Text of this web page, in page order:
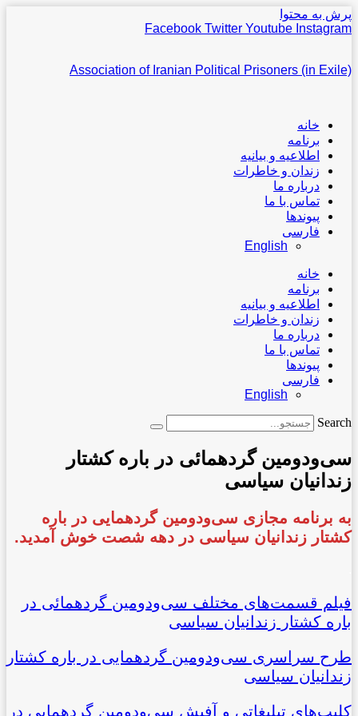
پرش به محتوا
Facebook Twitter Youtube Instagram
Association of Iranian Political Prisoners (in Exile)
خانه
برنامه
اطلاعیه و بیانیه
زندان و خاطرات
درباره ما
تماس با ما
پیوندها
فارسی
English
خانه
برنامه
اطلاعیه و بیانیه
زندان و خاطرات
درباره ما
تماس با ما
پیوندها
فارسی
English
Search
سی‌ودومین گردهمائی در باره کشتار
زندانیان سیاسی
به برنامه مجازی سی‌ودومین گردهمایی در باره
کشتار زندانیان سیاسی در دهه شصت خوش آمدید.
فیلم قسمت‌های مختلف سی‌ودومین گردهمائی در
باره کشتار زندانیان سیاسی
طرح سراسری سی‌ودومین گردهمایی در باره کشتار
زندانیان سیاسی
کلیپ‌های تبلیغاتی و آفیش سی‌ودومین گردهمایی در